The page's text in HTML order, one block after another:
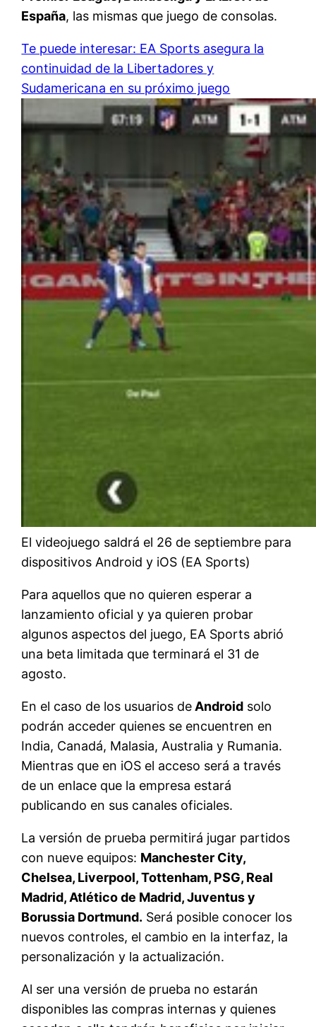
España, las mismas que juego de consolas.
Te puede interesar: EA Sports asegura la
continuidad de la Libertadores y
Sudamericana en su próximo juego
El videojuego saldrá el 26 de septiembre para
dispositivos Android y iOS (EA Sports)
Para aquellos que no quieren esperar a
lanzamiento oficial y ya quieren probar
algunos aspectos del juego, EA Sports abrió
una beta limitada que terminará el 31 de
agosto.
En el caso de los usuarios de Android solo
podrán acceder quienes se encuentren en
India, Canadá, Malasia, Australia y Rumania.
Mientras que en iOS el acceso será a través
de un enlace que la empresa estará
publicando en sus canales oficiales.
La versión de prueba permitirá jugar partidos
con nueve equipos: Manchester City,
Chelsea, Liverpool, Tottenham, PSG, Real
Madrid, Atlético de Madrid, Juventus y
Borussia Dortmund. Será posible conocer los
nuevos controles, el cambio en la interfaz, la
personalización y la actualización.
Al ser una versión de prueba no estarán
disponibles las compras internas y quienes